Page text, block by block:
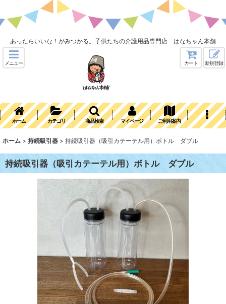
あったらいいな！がみつかる。子供たちの介護用品専門店 はなちゃん本舗
メニュー カート 新規登録
ホーム カテゴリ 商品検索 マイページ ご利用案内
ホーム > 持続吸引器 > 持続吸引器（吸引カテーテル用）ボトル ダブル
持続吸引器（吸引カテーテル用）ボトル ダブル